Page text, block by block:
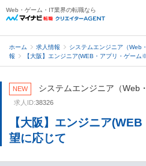
Web・ゲーム・IT業界の転職なら
ホーム 求人情報
システムエンジニア（Web
報
【大阪】エンジニア(WEB・アプリ・ゲーム
NEW システムエンジニア（Web
求人ID:38326
【大阪】エンジニア
望に応じて